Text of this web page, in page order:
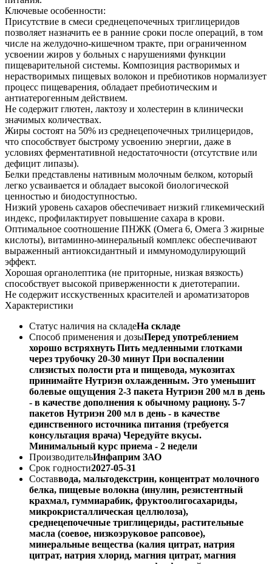
Ключевые особенности:
Присутствие в смеси среднецепочечных триглицеридов
позволяет назначить ее в ранние сроки после операций, в том
числе на желудочно-кишечном тракте, при ограниченном
усвоении жиров у больных с нарушениями функции
пищеварительной системы. Композиция растворимых и
нерастворимых пищевых волокон и пребиотиков нормализует
процесс пищеварения, обладает пребиотическим и
антиатерогенным действием.
Не содержит глютен, лактозу и холестерин в клинически
значимых количествах.
Жиры состоят на 50% из среднецепочечных трилицеридов,
что способствует быстрому усвоению энергии, даже в
условиях ферментативной недостаточности (отсутствие или
дефицит липазы).
Белки представлены нативным молочным белком, который
легко усваивается и обладает высокой биологической
ценностью и биодоступностью.
Низкий уровень сахаров обеспечивает низкий гликемический
индекс, профилактирует повышение сахара в крови.
Оптимальное соотношение ПНЖК (Омега 6, Омега 3 жирные
кислоты), витаминно-минеральный комплекс обеспечивают
выраженный антиоксидантный и иммуномодулирующий
эффект.
Хорошая органолептика (не приторные, низкая вязкость)
способствует высокой приверженности к диетотерапии.
Не содержит исскуственных красителей и ароматизаторов
Характеристики
Статус наличия на складеНа складе
Способ применения и дозыПеред употреблением
хорошо встряхнуть Пить медленными глотками
через трубочку 20-30 минут При воспалении
слизистых полости рта и пищевода, мукозитах
принимайте Нутриэн охлажденным. Это уменьшит
болевые ощущения 2-3 пакета Нутриэн 200 мл в день
- в качестве дополнения к обычному рациону. 5-7
пакетов Нутриэн 200 мл в день - в качестве
единственного источника питания (требуется
консультация врача) Чередуйте вкусы.
Минимальный курс приема - 2 недели
ПроизводительИнфаприм ЗАО
Срок годности2027-05-31
Составвода, мальтодекстрин, концентрат молочного
белка, пищевые волокна (инулин, резистентный
крахмал, гуммиарабик, фруктоолигосахариды,
микрокристаллическая целлюлоза),
среднецепочечные триглицериды, растительные
масла (соевое, низкоэруковое рапсовое),
минеральные вещества (калия цитрат, натрия
цитрат, натрия хлорид, магния цитрат, магния